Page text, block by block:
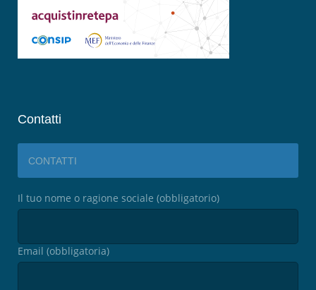
Contatti
CONTATTI
Il tuo nome o ragione sociale (obbligatorio)
Email (obbligatoria)